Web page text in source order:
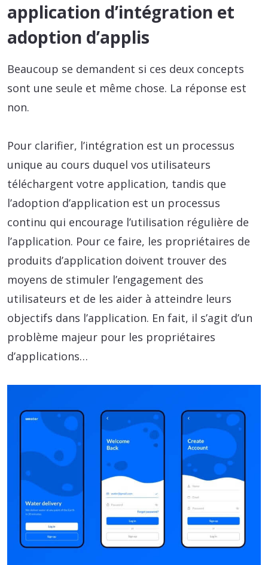
application d’intégration et
adoption d’applis
Beaucoup se demandent si ces deux concepts
sont une seule et même chose. La réponse est
non.
Pour clarifier, l’intégration est un processus
unique au cours duquel vos utilisateurs
téléchargent votre application, tandis que
l’adoption d’application est un processus
continu qui encourage l’utilisation régulière de
l’application. Pour ce faire, les propriétaires de
produits d’application doivent trouver des
moyens de stimuler l’engagement des
utilisateurs et de les aider à atteindre leurs
objectifs dans l’application. En fait, il s’agit d’un
problème majeur pour les propriétaires
d’applications…